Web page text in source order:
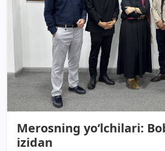
Merosning yo‘lchilari:
izidan